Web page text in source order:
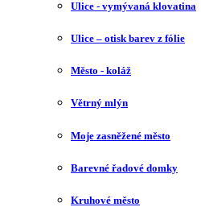
Ulice - vymývaná klovatina
Ulice – otisk barev z fólie
Město - koláž
Větrný mlýn
Moje zasněžené město
Barevné řadové domky
Kruhové město